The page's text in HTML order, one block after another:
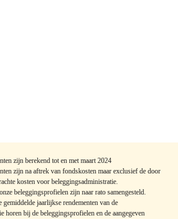
zijn berekend tot en met maart 2024
zijn na aftrek van fondskosten maar exclusief de door
kosten voor beleggingsadministratie.
beleggingsprofielen zijn naar rato samengesteld.
gemiddelde jaarlijkse rendementen van de
horen bij de beleggingsprofielen en de aangegeven